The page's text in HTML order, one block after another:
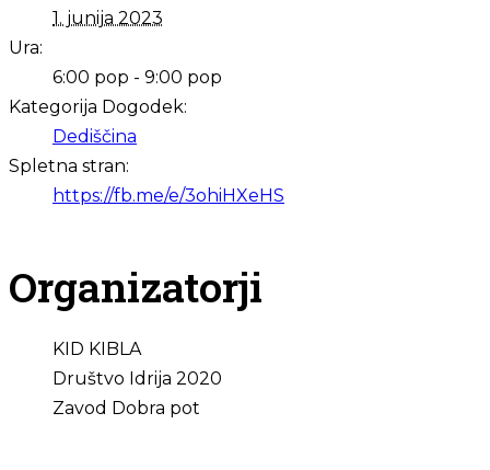
1. junija 2023
Ura:
6:00 pop - 9:00 pop
Kategorija Dogodek:
Dediščina
Spletna stran:
https://fb.me/e/3ohiHXeHS
Organizatorji
KID KIBLA
Društvo Idrija 2020
Zavod Dobra pot